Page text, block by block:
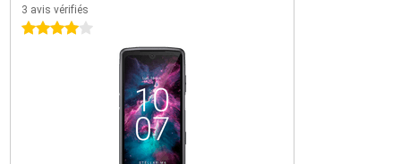
3 avis vérifiés
4 étoiles